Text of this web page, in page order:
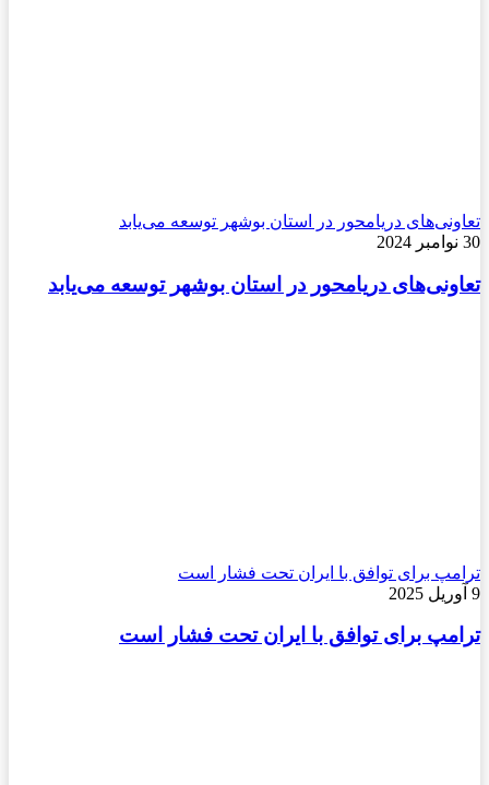
تعاونی‌های دریامحور در استان بوشهر توسعه می‌یابد
30 نوامبر 2024
تعاونی‌های دریامحور در استان بوشهر توسعه می‌یابد
ترامپ برای توافق با ایران تحت فشار است
9 آوریل 2025
ترامپ برای توافق با ایران تحت فشار است